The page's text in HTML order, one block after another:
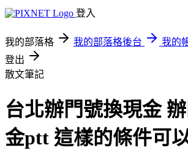
登入
我的部落格 我的部落格後台
我的
登出
散文筆記
台北辦門號換現金
金ptt 這樣的條件可